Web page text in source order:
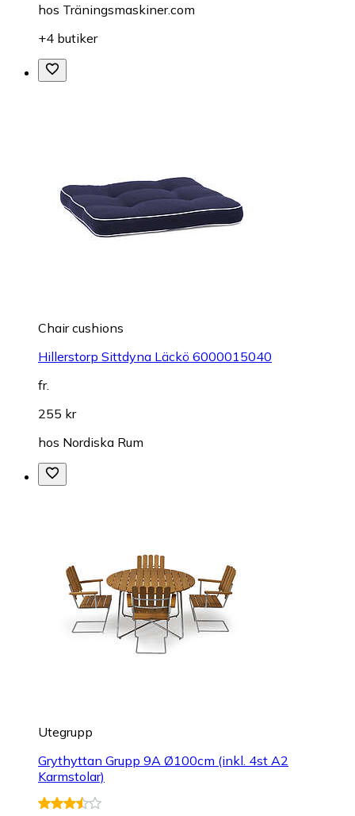
hos Träningsmaskiner.com
+4 butiker
Chair cushions
Hillerstorp Sittdyna Läckö 6000015040
fr.
255 kr
hos Nordiska Rum
Utegrupp
Grythyttan Grupp 9A Ø100cm (inkl. 4st A2
Karmstolar)